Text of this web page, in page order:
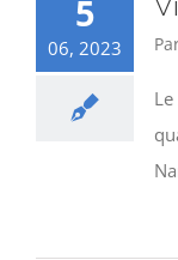
5
06, 2023